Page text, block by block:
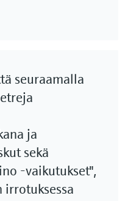
seuraamalla
ja
sekä
-vaikutukset",